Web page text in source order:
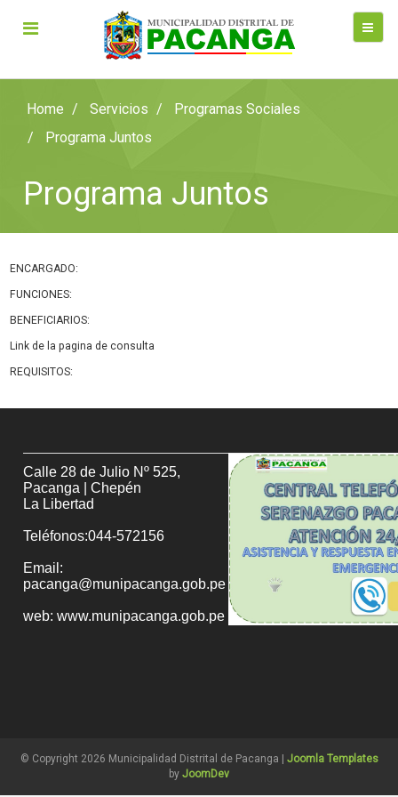
Home Servicios
Programas Sociales
Programa Juntos
Programa Juntos
ENCARGADO:
FUNCIONES:
BENEFICIARIOS:
Link de la pagina de consulta
REQUISITOS:
Calle 28 de Julio Nº 525,
Pacanga | Chepén
La Libertad
Teléfonos:044-572156
Email:
pacanga@munipacanga.gob.pe
web: www.munipacanga.gob.pe
© Copyright 2026 Municipalidad Distrital de Pacanga | Joomla Templates
by JoomDev